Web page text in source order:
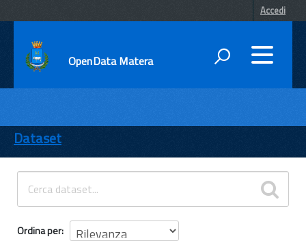
Accedi
OpenData Matera
ENTI
TEMI
INFORMAZIONI
Dataset
Ordina per